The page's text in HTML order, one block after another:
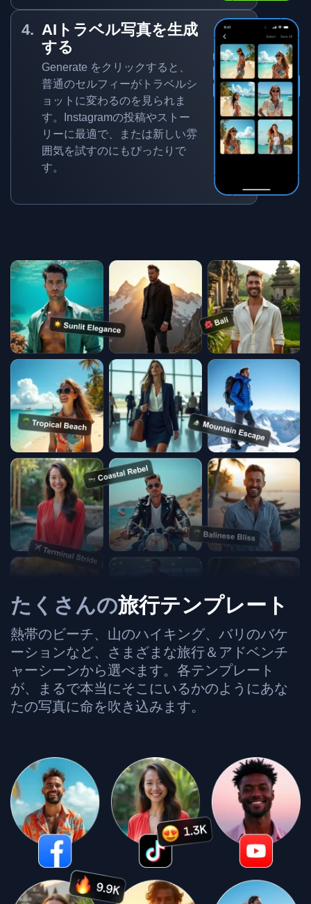
AIトラベル写真を生成
する
Generate をクリックすると、
普通のセルフィーがトラベルシ
ョットに変わるのを見られま
す。Instagramの投稿やストー
リーに最適で、または新しい雰
囲気を試すのにもぴったりで
す。
たくさんの旅行テンプレート
熱帯のビーチ、山のハイキング、バリのバケ
ーションなど、さまざまな旅行＆アドベンチ
ャーシーンから選べます。各テンプレート
が、まるで本当にそこにいるかのようにあな
たの写真に命を吹き込みます。